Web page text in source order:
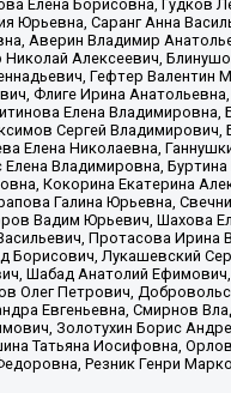
Елена Борисовна, Гудков
Юрьевна, Саранг Анна
Аверин Владимир
Алексеевич,
Гефтер Валентин
Флиге Ирина
Елена Владимировна,
Сергей Владимирович,
Елена Николаевна,
Елена Владимировна,
Кокорина Екатерина
Галина Юрьевна,
Вадим Юрьевич, Шахова
Протасова Ирина
Борисович, Лукашевский
Шабад Анатолий Ефимович,
Олег Петрович,
Евгеньевна, Смирнов
Золотухин Борис
Татьяна Иосифовна,
Резник Генри